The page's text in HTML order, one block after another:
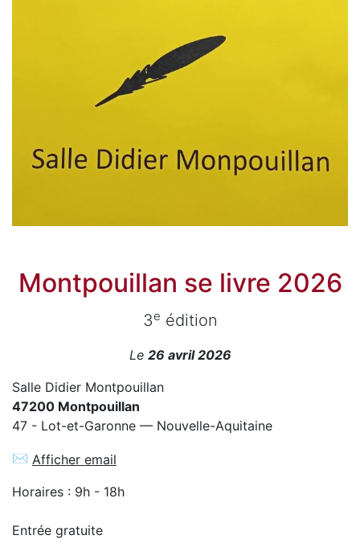
Montpouillan se livre 2026
3e édition
Le 26 avril 2026
Salle Didier Montpouillan
47200 Montpouillan
47 - Lot-et-Garonne — Nouvelle-Aquitaine
✉ Afficher email
Horaires : 9h - 18h
Entrée gratuite